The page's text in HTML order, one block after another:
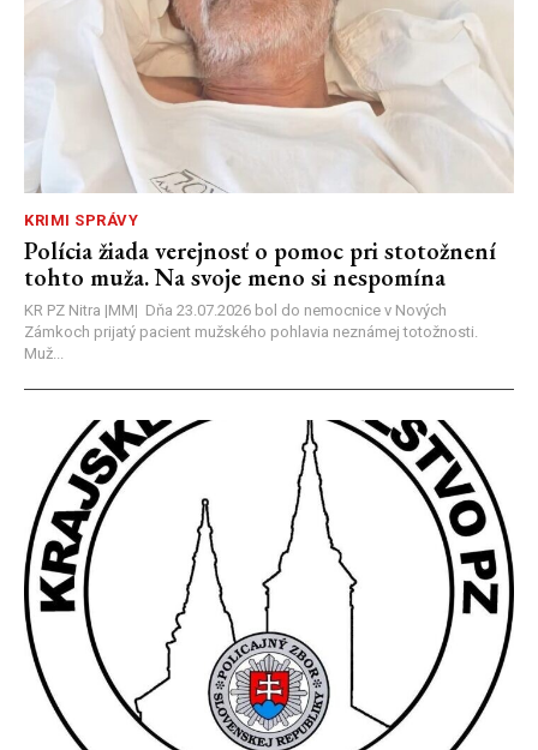
KRIMI SPRÁVY
Polícia žiada verejnosť o pomoc pri stotožnení
tohto muža. Na svoje meno si nespomína
KR PZ Nitra |MM| Dňa 23.07.2026 bol do nemocnice v Nových
Zámkoch prijatý pacient mužského pohlavia neznámej totožnosti.
Muž...